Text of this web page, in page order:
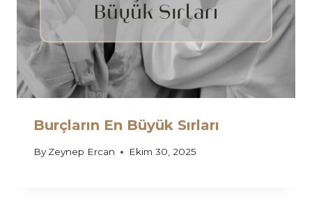
Burçların En Büyük Sırları
By Zeynep Ercan Ekim 30, 2025